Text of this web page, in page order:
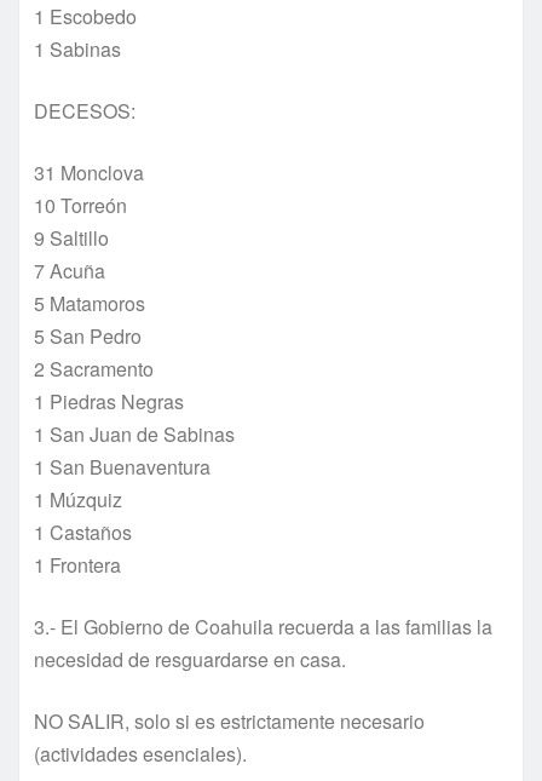
1 Escobedo
1 Sabinas
DECESOS:
31 Monclova
10 Torreón
9 Saltillo
7 Acuña
5 Matamoros
5 San Pedro
2 Sacramento
1 Piedras Negras
1 San Juan de Sabinas
1 San Buenaventura
1 Múzquiz
1 Castaños
1 Frontera
3.- El Gobierno de Coahuila recuerda a las familias la
necesidad de resguardarse en casa.
NO SALIR, solo si es estrictamente necesario
(actividades esenciales).